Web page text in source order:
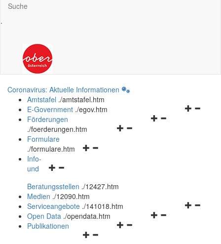
Suche
.
Coronavirus: Aktuelle Informationen
Amtstafel ./amtstafel.htm
Navigationsmenü
E-Government ./egov.htm
Navigationsmenü
Förderungen
./foerderungen.htm
Navigationsmenü
Formulare
./formulare.htm
Navigationsmenü
und
schließen
Info-
und
Beratungsstellen ./12427.htm
Medien ./12090.htm
Navigationsmenü
Serviceangebote ./141018.htm
Navigationsmenü
Open Data ./opendata.htm
Navigationsmenü
Publikationen